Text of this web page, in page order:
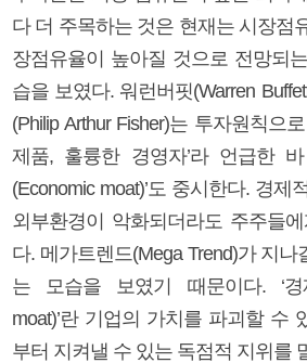
다 더 주목하는 것은 현재는 시장점
장점유율이 높아질 것으로 전망되
습을 보였다. 워런버핏(Warren
(Philip Arthur Fisher)는 투자원칙으
제품, 훌륭한 경영자’라 언급한
(Economic moat)’도 중시한다. 경제
외부환경이 악화되더라도 주주들
다. 메가트렌드(Mega Trend)가 지
는 모습을 보였기 때문이다. ‘경
moat)’란 기업의 가치를 파괴할 수
부터 지켜낼 수 있는 독점적 지위를